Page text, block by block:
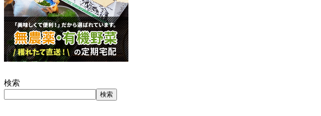
検索
検索